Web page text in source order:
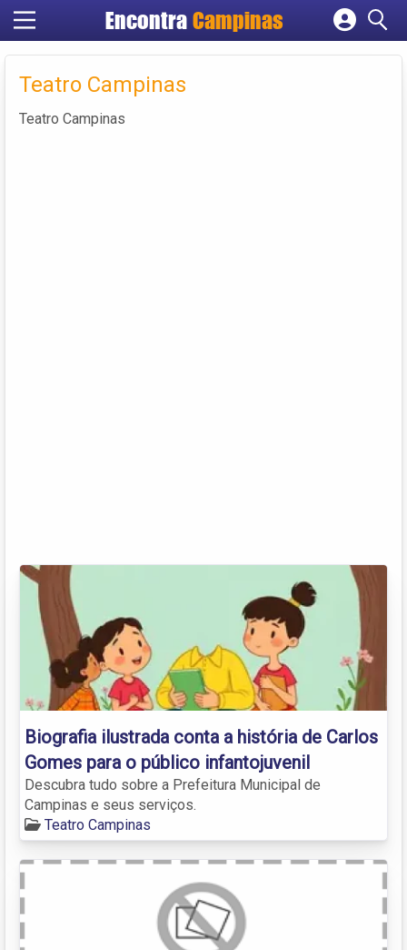
Encontra Campinas
Cadastrar empresa
Teatro Campinas
Teatro Campinas
Biografia ilustrada conta a história de Carlos
Gomes para o público infantojuvenil
Descubra tudo sobre a Prefeitura Municipal de
Campinas e seus serviços.
Teatro Campinas